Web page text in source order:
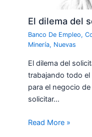
El dilema del
Banco De Empleo,
Minería, Nuevas
El dilema del
trabajando todo
para el negocio
solicitar…
Read More »